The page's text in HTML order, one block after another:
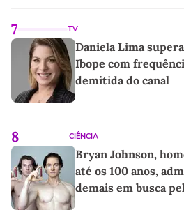
7 TV
Daniela Lima
Ibope com
demitida do canal
8 CIÊNCIA
Bryan Johnson,
até os 100 anos,
demais em busca